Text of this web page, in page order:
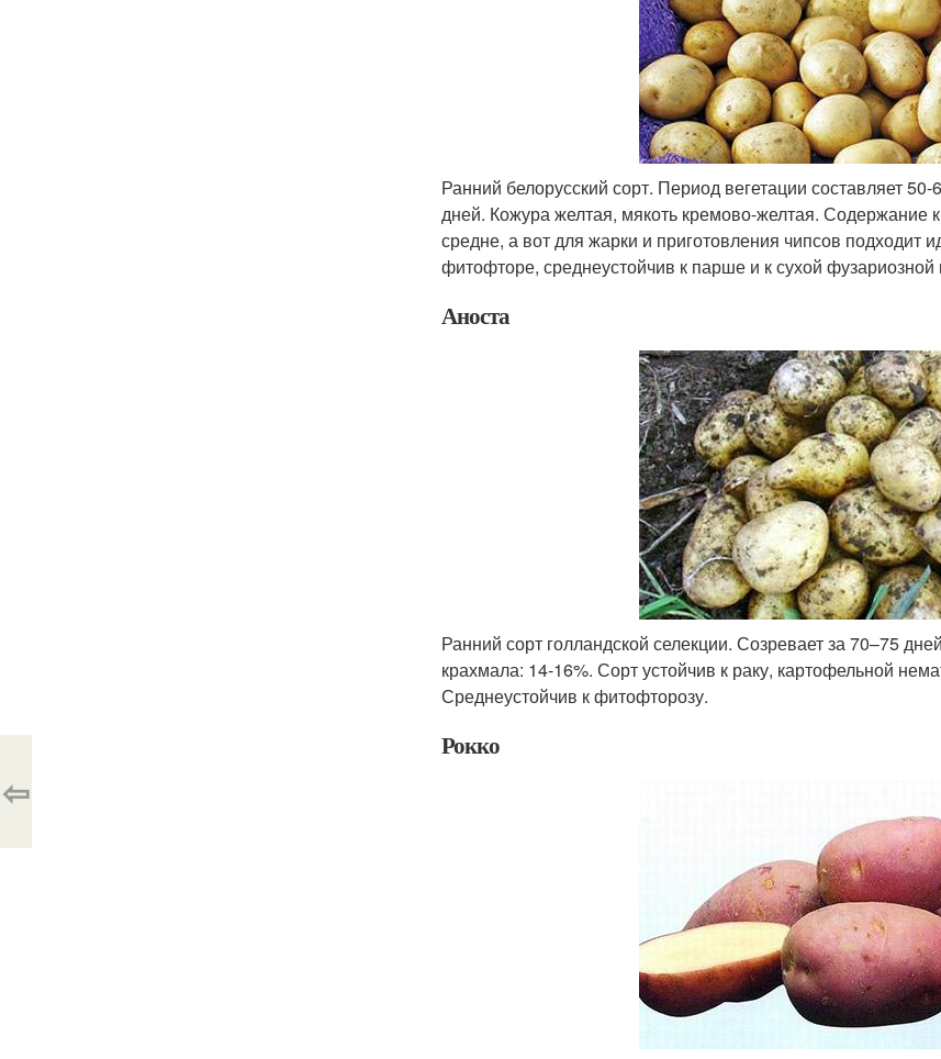
Ранний белорусский сорт. Период вегетации составляет
дней. Кожура желтая, мякоть кремово-желтая. Содержание
средне, а вот для жарки и приготовления чипсов подходит
фитофторе, среднеустойчив к парше и к сухой
Аноста
Ранний сорт голландской селекции. Созревает за 70–75
крахмала: 14-16%. Сорт устойчив к раку, картофельной
Среднеустойчив к фитофторозу.
Рокко
⇦